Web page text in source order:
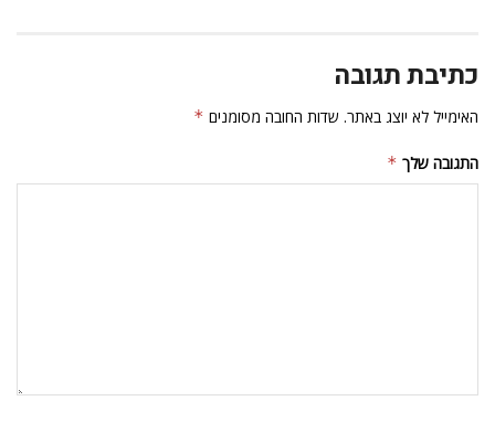
כתיבת תגובה
האימייל לא יוצג באתר. שדות החובה מסומנים *
התגובה שלך *